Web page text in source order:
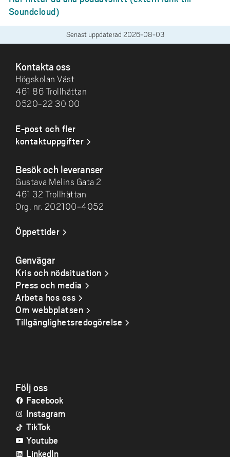
Soundcloud)
Senast uppdaterad 2026-08-03
Kontakta oss
Högskolan Väst
461 86 Trollhättan
0520-22 30 00
E-post och fler
kontaktuppgifter
Besök och leveranser
Gustava Melins Gata 2
461 32 Trollhättan
Org. nr. 202100-4052
Öppettider
Genvägar
Kris och nödsituation
Press och media
Arbeta hos oss
Om webbplatsen
Tillgänglighetsredogörelse
Följ oss
Facebook
Instagram
TikTok
Youtube
LinkedIn